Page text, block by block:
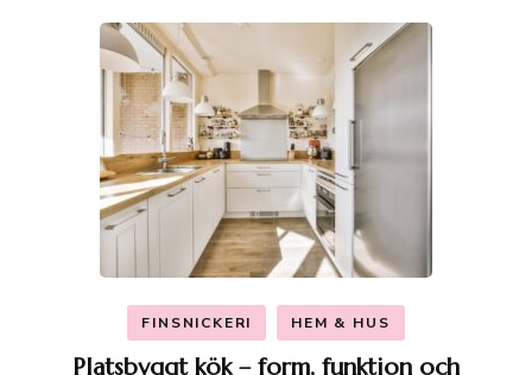
FINSNICKERI HEM & HUS
Platsbyggt kök – form, funktion och